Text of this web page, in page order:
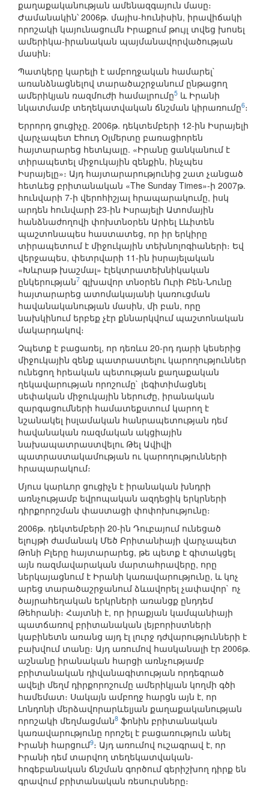
քաղաքականության ամենազգայուն մասը։
Ժամանակին՝ 2006թ. մայիս-հունիսին, իրավիճակի
որոշակի կայունացումն Իրաքում թույլ տվեց խոսել
ամերիկա-իրանական պայմանավորվածության
մասին։
Պատկերը կարելի է ամբողջական համարել`
առանձնացնելով տարածաշրջանում ընթացող
ամերիկյան ռազմուժի համալրումը5 և Իրանի
նկատմամբ տեղեկատվական ճնշման կիրառումը6։
Երրորդ ցուցիչը. 2006թ. դեկտեմբերի 12-ին Իսրայելի
վարչապետ Էհուդ Օլմերտը բառացիորեն
հայտարարեց հետևյալը. «Իրանը ցանկանում է
տիրապետել միջուկային զենքին, ինչպես
Իսրայելը»։ Այդ հայտարարությունից շատ չանցած
հետևեց բրիտանական «The Sunday Times»-ի 2007թ.
հունվարի 7-ի վերոհիշյալ հրապարակումը, իսկ
արդեն հունվարի 23-ին Իսրայելի Ատոմային
հանձնաժողովի փոխտնօրեն Արիել Լևիտեն
պաշտոնապես հաստատեց, որ իր երկիրը
տիրապետում է միջուկային տեխնոլոգիաների։ Եվ
վերջապես, փետրվարի 11-ին իսրայելական
«Խևրաթ խաշմալ» էլեկտրատեխնիկական
ընկերության7 գլխավոր տնօրեն Ուրի Բեն-Նունը
հայտարարեց ատոմակայանի կառուցման
հավանականության մասին, մի բան, որը
նախկինում երբեք չէր քննարկվում պաշտոնական
մակարդակով։
Չպետք է բացառել, որ դեռևս 20-րդ դարի կեսերից
միջուկային զենք պատրաստելու կարողություններ
ունեցող հրեական պետության քաղաքական
ղեկավարության որոշումը` լեգիտիմացնել
սեփական միջուկային ներուժը, իրանական
զարգացումների համատեքստում կարող է
նշանակել իսլամական հանրապետության դեմ
հավանական ռազմական ակցիային
նախապատրաստվելու Թել Ավիվի
պատրաստակամության ու կարողությունների
հրապարակում։
Մյուս կարևոր ցուցիչն է իրանական խնդրի
առնչությամբ եվրոպական ազդեցիկ երկրների
դիրքորոշման փաստացի փոփոխությունը։
2006թ. դեկտեմբերի 20-ին Դուբայում ունեցած
ելույթի ժամանակ Մեծ Բրիտանիայի վարչապետ
Թոնի Բլերը հայտարարեց, թե պետք է գիտակցել
այն ռազմավարական մարտահրավերը, որը
ներկայացնում է Իրանի կառավարությունը, և կոչ
արեց տարածաշրջանում ձևավորել չափավոր` ոչ
ծայրահեղական երկրների առանցք ընդդեմ
Թեհրանի։ Հայտնի է, որ իրաքյան կամպանիայի
պատճառով բրիտանական լեյբորիստների
կաբինետն առանց այդ էլ լուրջ դժվարությունների է
բախվում տանը։ Այդ առումով հասկանալի էր 2006թ.
աշնանը իրանական հարցի առնչությամբ
բրիտանական դիվանագիտության որդեգրած
ավելի մեղմ դիրքորոշումը ամերիկյան կողմի գծի
համեմատ։ Սակայն ամբողջ հարցն այն է, որ
Լոնդոնի մերձավորարևելյան քաղաքականության
որոշակի մեղմացման8 ֆոնին բրիտանական
կառավարությունը որոշել է բացառություն անել
Իրանի հարցում9։ Այդ առումով ուշագրավ է, որ
Իրանի դեմ տարվող տեղեկատվական-
հոգեբանական ճնշման գործում գերիշխող դիրք են
գրավում բրիտանական ռեսուրսները։